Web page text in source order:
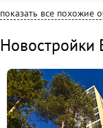
показать все похожие
Новостройки